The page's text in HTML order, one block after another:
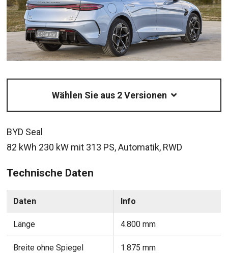
BYD Seal
82 kWh 230 kW mit 313 PS, Automatik, RWD
Technische Daten
Daten Info
Länge 4.800 mm
Breite ohne Spiegel 1.875 mm